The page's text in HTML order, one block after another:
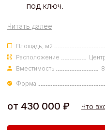
под ключ.
Читать далее
Площадь, м2
Расположение
Вместимость
Форма
от 430 000 ₽ Что